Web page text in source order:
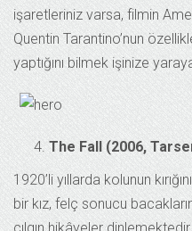
işaretleriniz varsa, filmin
Quentin Tarantino’nun
yaptığını bilmek işinize
The Fall (2006,
1920’li yıllarda kolunun
bir kız, felç sonucu